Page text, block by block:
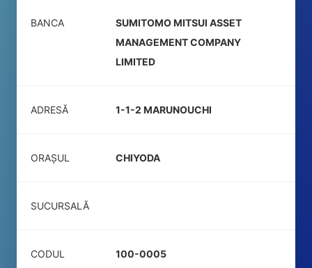
BANCA
SUMITOMO MITSUI ASSET
MANAGEMENT COMPANY
LIMITED
ADRESĂ 1-1-2 MARUNOUCHI
ORAȘUL CHIYODA
SUCURSALĂ
CODUL
100-0005